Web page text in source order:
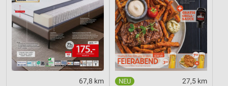
67,8 km 27,5 km